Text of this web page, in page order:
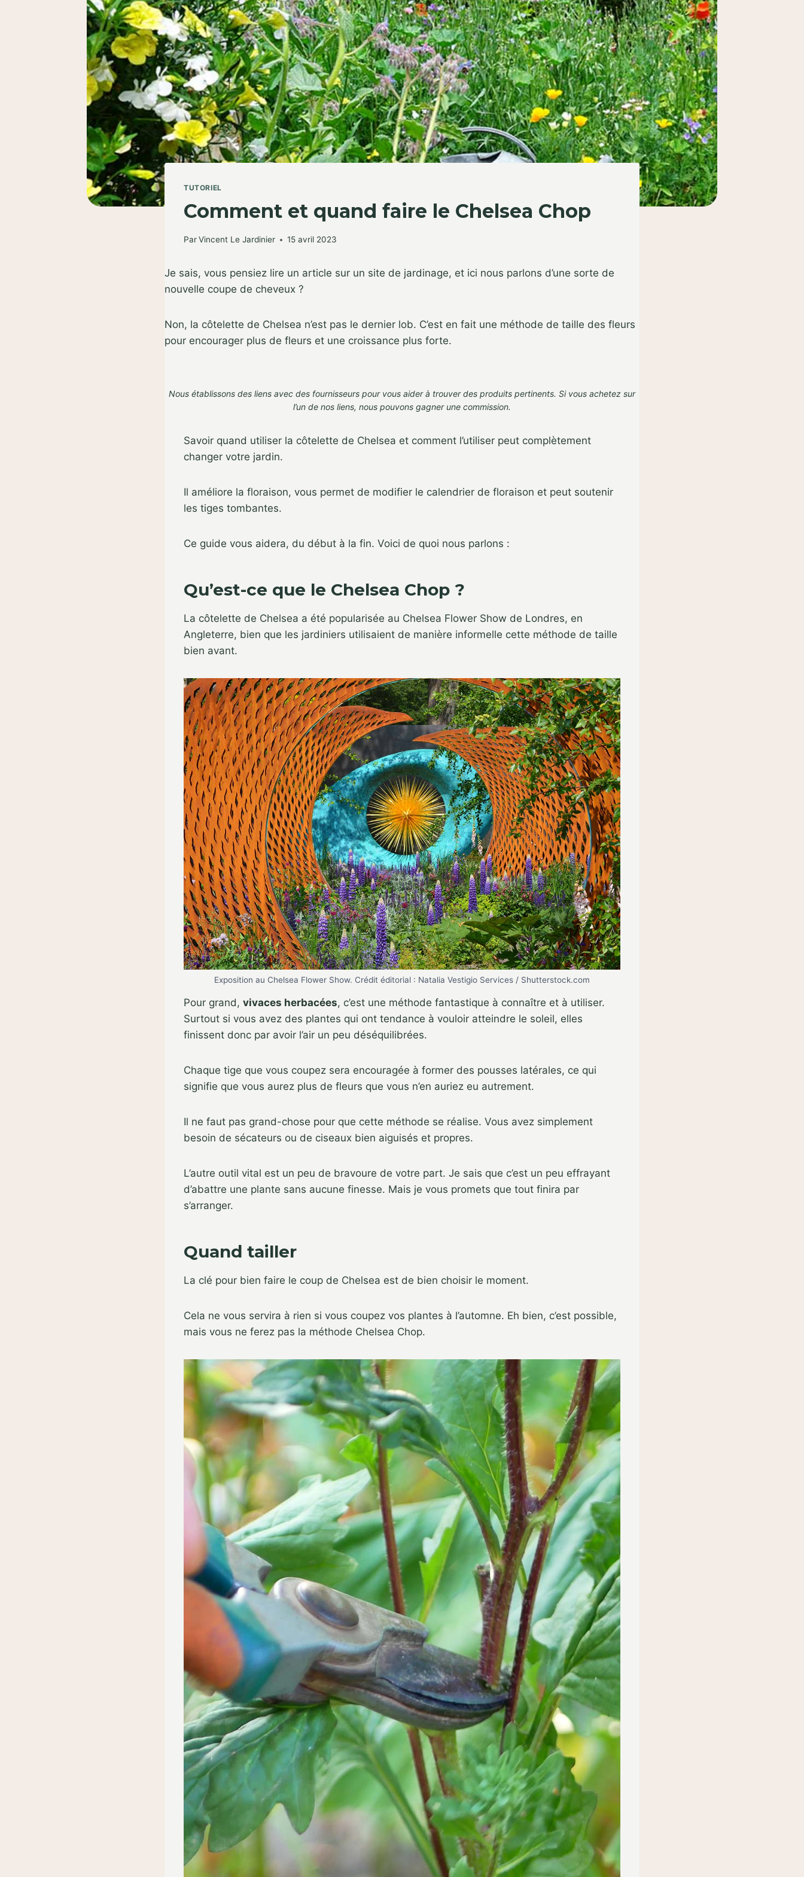
TUTORIEL
Comment et quand faire le Chelsea Chop
ParVincent Le Jardinier 15 avril 2023
Je sais, vous pensiez lire un article sur un site de jardinage, et ici nous parlons d’une sorte de
nouvelle coupe de cheveux ?
Non, la côtelette de Chelsea n’est pas le dernier lob. C’est en fait une méthode de taille des fleurs
pour encourager plus de fleurs et une croissance plus forte.
Nous établissons des liens avec des fournisseurs pour vous aider à trouver des produits pertinents. Si vous achetez sur
l’un de nos liens, nous pouvons gagner une commission.
Savoir quand utiliser la côtelette de Chelsea et comment l’utiliser peut complètement
changer votre jardin.
Il améliore la floraison, vous permet de modifier le calendrier de floraison et peut soutenir
les tiges tombantes.
Ce guide vous aidera, du début à la fin. Voici de quoi nous parlons :
Qu’est-ce que le Chelsea Chop ?
La côtelette de Chelsea a été popularisée au Chelsea Flower Show de Londres, en
Angleterre, bien que les jardiniers utilisaient de manière informelle cette méthode de taille
bien avant.
Exposition au Chelsea Flower Show. Crédit éditorial : Natalia Vestigio Services / Shutterstock.com
Pour grand, vivaces herbacées, c’est une méthode fantastique à connaître et à utiliser.
Surtout si vous avez des plantes qui ont tendance à vouloir atteindre le soleil, elles
finissent donc par avoir l’air un peu déséquilibrées.
Chaque tige que vous coupez sera encouragée à former des pousses latérales, ce qui
signifie que vous aurez plus de fleurs que vous n’en auriez eu autrement.
Il ne faut pas grand-chose pour que cette méthode se réalise. Vous avez simplement
besoin de sécateurs ou de ciseaux bien aiguisés et propres.
L’autre outil vital est un peu de bravoure de votre part. Je sais que c’est un peu effrayant
d’abattre une plante sans aucune finesse. Mais je vous promets que tout finira par
s’arranger.
Quand tailler
La clé pour bien faire le coup de Chelsea est de bien choisir le moment.
Cela ne vous servira à rien si vous coupez vos plantes à l’automne. Eh bien, c’est possible,
mais vous ne ferez pas la méthode Chelsea Chop.